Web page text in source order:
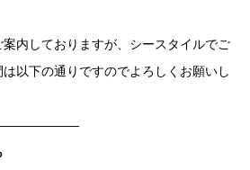
案内しておりますが、シースタイルでご
以下の通りですのでよろしくお願いし